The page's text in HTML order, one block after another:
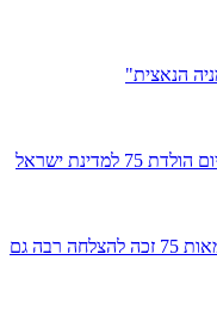
הנאצית"
ישראל
הלב של טבעון – טקס גני הילדים לכבוד עצמאות 75 זכה להצלחה רבה גם